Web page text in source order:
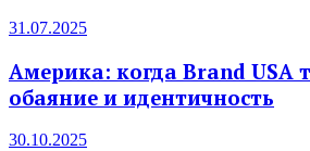
31.07.2025
Америка: когда Brand USA
обаяние и идентичность
30.10.2025